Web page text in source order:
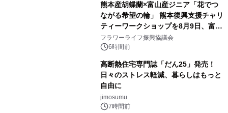
熊本産胡蝶蘭×富山産ジニア「花でつ
ながる希望の輪」 熊本復興支援チャリ
ティーワークショップを8月9日、富
山・射水で開催
フラワーライフ振興協議会
6時間前
高断熱住宅専門誌「だん25」発売！
日々のストレス軽減、暮らしはもっと
自由に
jimosumu
7時間前